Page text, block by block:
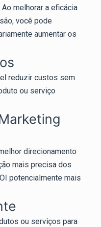
melhorar a eficácia
você pode
aumentar os
reduzir custos sem
ou serviço
direcionamento
mais precisa dos
potencialmente mais
ou serviços para